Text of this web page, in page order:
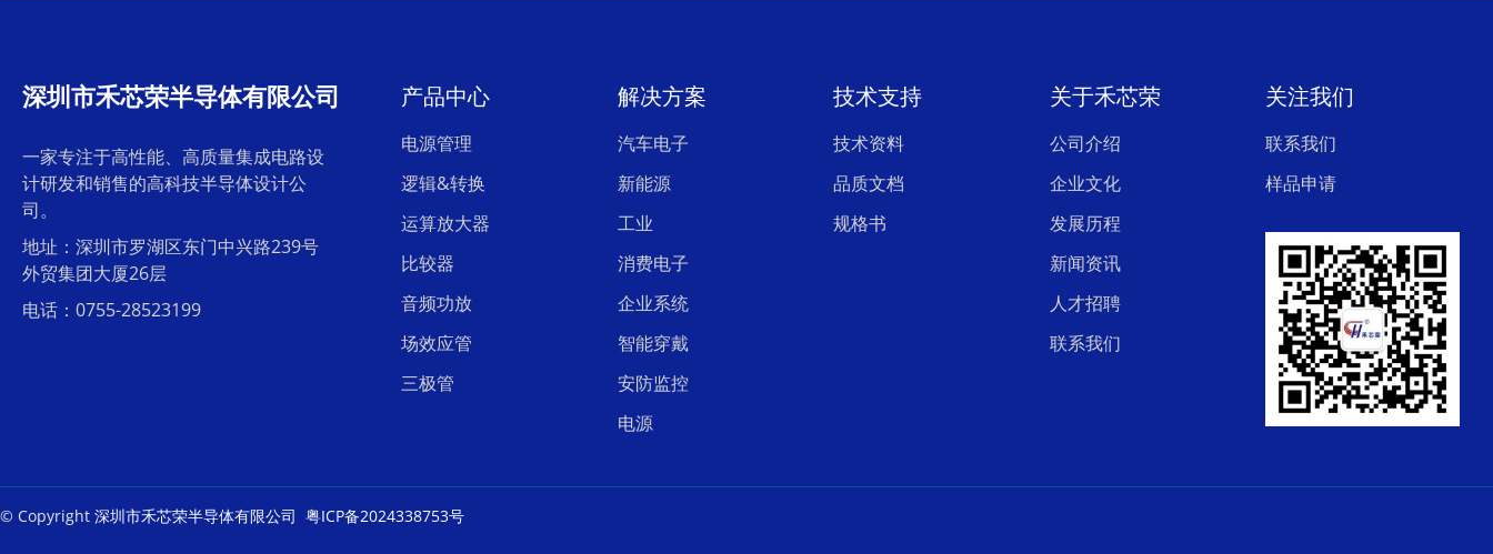
深圳市禾芯荣半导体有限公司
一家专注于高性能、高质量集成电路设
计研发和销售的高科技半导体设计公
司。
地址：深圳市罗湖区东门中兴路239号
外贸集团大厦26层
电话：0755-28523199
产品中心
电源管理
逻辑&转换
运算放大器
比较器
音频功放
场效应管
三极管
解决方案
汽车电子
新能源
工业
消费电子
企业系统
智能穿戴
安防监控
电源
技术支持
技术资料
品质文档
规格书
关于禾芯荣
公司介绍
企业文化
发展历程
新闻资讯
人才招聘
联系我们
关注我们
联系我们
样品申请
© Copyright 深圳市禾芯荣半导体有限公司 粤ICP备2024338753号